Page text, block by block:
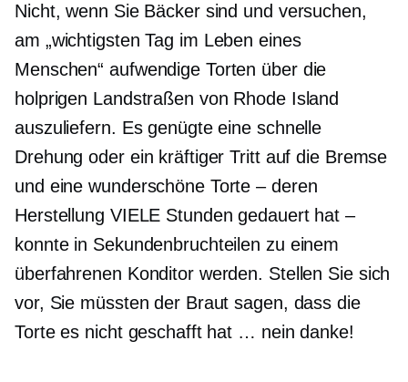
Nicht, wenn Sie Bäcker sind und versuchen,
am „wichtigsten Tag im Leben eines
Menschen“ aufwendige Torten über die
holprigen Landstraßen von Rhode Island
auszuliefern. Es genügte eine schnelle
Drehung oder ein kräftiger Tritt auf die Bremse
und eine wunderschöne Torte – deren
Herstellung VIELE Stunden gedauert hat –
konnte in Sekundenbruchteilen zu einem
überfahrenen Konditor werden. Stellen Sie sich
vor, Sie müssten der Braut sagen, dass die
Torte es nicht geschafft hat … nein danke!